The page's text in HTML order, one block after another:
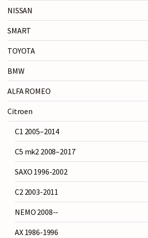
NISSAN
SMART
TOYOTA
BMW
ALFA ROMEO
Citroen
C1 2005–2014
C5 mk2 2008–2017
SAXO 1996-2002
C2 2003-2011
NEMO 2008--
AX 1986-1996